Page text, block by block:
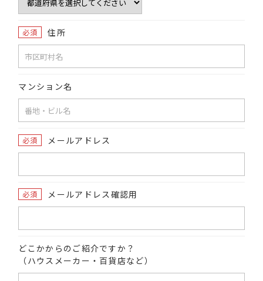
必須 住所
マンション名
必須 メールアドレス
必須 メールアドレス確認用
どこかからのご紹介ですか？
（ハウスメーカー・百貨店など）